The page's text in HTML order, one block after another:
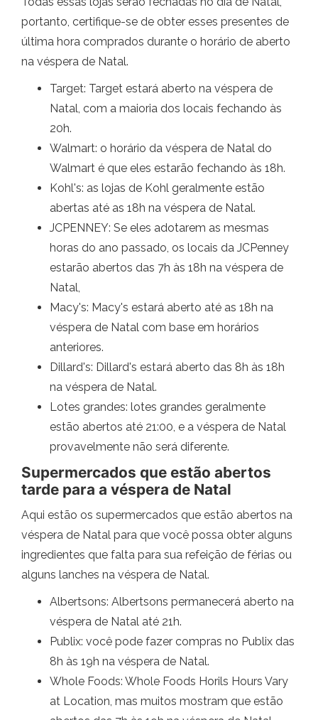
portanto, certifique-se de obter esses presentes de
última hora comprados durante o horário de aberto
na véspera de Natal.
Target: Target estará aberto na véspera de
Natal, com a maioria dos locais fechando às
20h.
Walmart: o horário da véspera de Natal do
Walmart é que eles estarão fechando às 18h.
Kohl's: as lojas de Kohl geralmente estão
abertas até as 18h na véspera de Natal.
JCPENNEY: Se eles adotarem as mesmas
horas do ano passado, os locais da JCPenney
estarão abertos das 7h às 18h na véspera de
Natal,
Macy's: Macy's estará aberto até as 18h na
véspera de Natal com base em horários
anteriores.
Dillard's: Dillard's estará aberto das 8h às 18h
na véspera de Natal.
Lotes grandes: lotes grandes geralmente
estão abertos até 21:00, e a véspera de Natal
provavelmente não será diferente.
Supermercados que estão abertos
tarde para a véspera de Natal
Aqui estão os supermercados que estão abertos na
véspera de Natal para que você possa obter alguns
ingredientes que falta para sua refeição de férias ou
alguns lanches na véspera de Natal.
Albertsons: Albertsons permanecerá aberto na
véspera de Natal até 21h.
Publix: você pode fazer compras no Publix das
8h às 19h na véspera de Natal.
Whole Foods: Whole Foods Horils Hours Vary
at Location, mas muitos mostram que estão